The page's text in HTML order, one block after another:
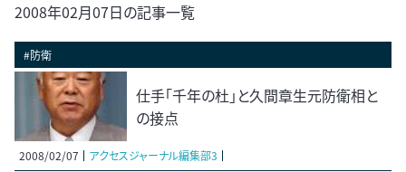
2008年02月07日の記事一覧
#防衛
仕手「千年の杜」と久間章生元防衛相と
の接点
2008/02/07 アクセスジャーナル編集部3